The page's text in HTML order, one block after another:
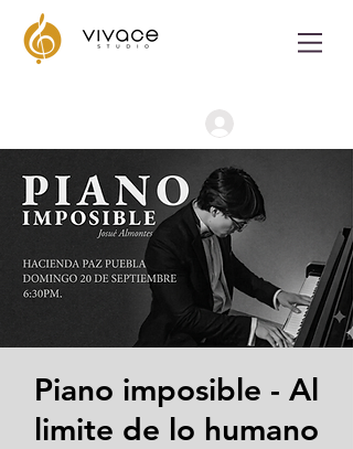
Piano imposible - Al
limite de lo humano